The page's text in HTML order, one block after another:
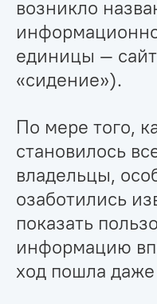
возникло
единицы —
«сидение»).
По мере того,
становилось
владельцы,
озаботились
показать
информацию
ход пошла